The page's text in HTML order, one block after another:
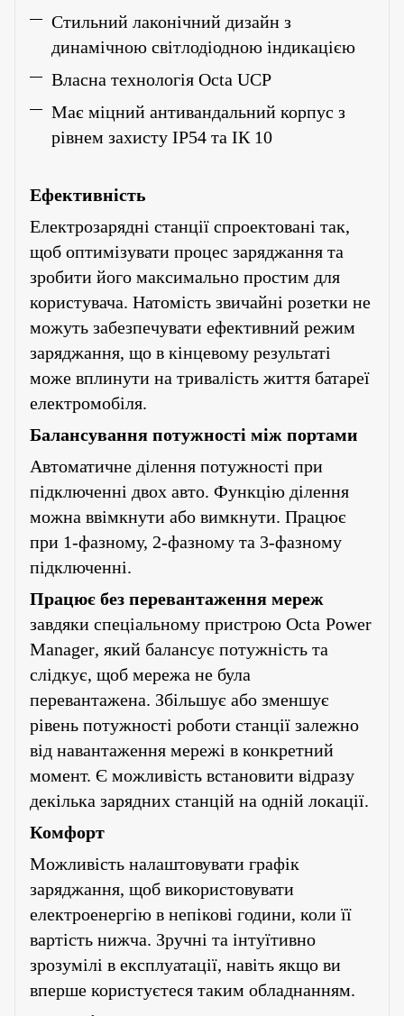
Стильний лаконічний дизайн з
динамічною світлодіодною індикацією
Власна технологія Octa UCP
Має міцний антивандальний корпус з
рівнем захисту ІР54 та ІК 10
Ефективність
Електрозарядні станції спроектовані так,
щоб оптимізувати процес заряджання та
зробити його максимально простим для
користувача. Натомість звичайні розетки не
можуть забезпечувати ефективний режим
заряджання, що в кінцевому результаті
може вплинути на тривалість життя батареї
електромобіля.
Балансування потужності між портами
Автоматичне ділення потужності при
підключенні двох авто. Функцію ділення
можна ввімкнути або вимкнути. Працює
при 1-фазному, 2-фазному та 3-фазному
підключенні.
Працює без перевантаження мереж
завдяки спеціальному пристрою Octa Power
Manager, який балансує потужність та
слідкує, щоб мережа не була
перевантажена. Збільшує або зменшує
рівень потужності роботи станції залежно
від навантаження мережі в конкретний
момент. Є можливість встановити відразу
декілька зарядних станцій на одній локації.
Комфорт
Можливість налаштовувати графік
заряджання, щоб використовувати
електроенергію в непікові години, коли її
вартість нижча. Зручні та інтуїтивно
зрозумілі в експлуатації, навіть якщо ви
вперше користуєтеся таким обладнанням.